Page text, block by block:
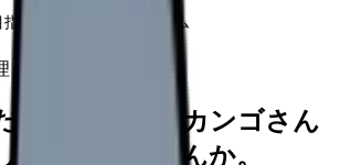
す医療機関の採用チーム
苦しいなら、カンゴさん
話してみませんか。